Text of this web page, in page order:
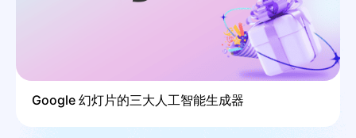
Google 幻灯片的三大人工智能生成器